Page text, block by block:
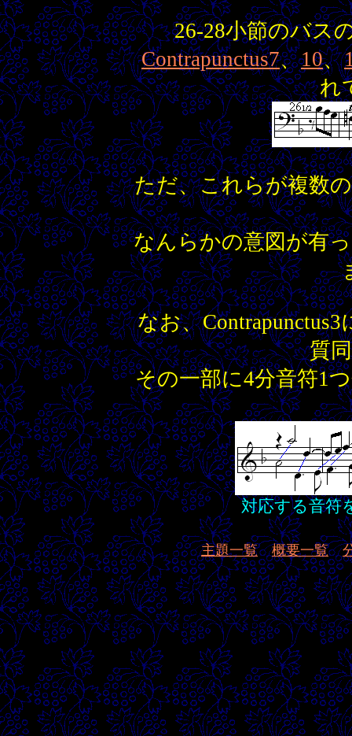
26-28小節のバス
Contrapunctus7、10、
れ
ただ、これらが複数
なんらかの意図が有
なお、
質
その一部に4分音符1
対応する音符
主題一覧 概要一覧